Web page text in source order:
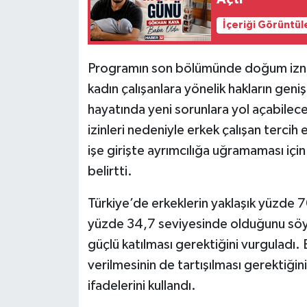
İçeriği
Programın son bölümünde doğum
kadın çalışanlara yönelik hakların
hayatında yeni sorunlara yol
izinleri nedeniyle erkek çalışan tercih
işe girişte ayrımcılığa uğramaması
belirtti.
Türkiye’de erkeklerin yaklaşık yüzde
yüzde 34,7 seviyesinde olduğunu
güçlü katılması gerektiğini vurguladı.
verilmesinin de tartışılması
ifadelerini kullandı.